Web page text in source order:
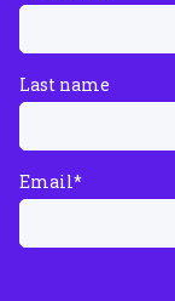
Last name
Email*